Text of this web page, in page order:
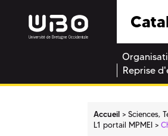
Reprise
Accueil Sciences,
L1 portail MPMEI